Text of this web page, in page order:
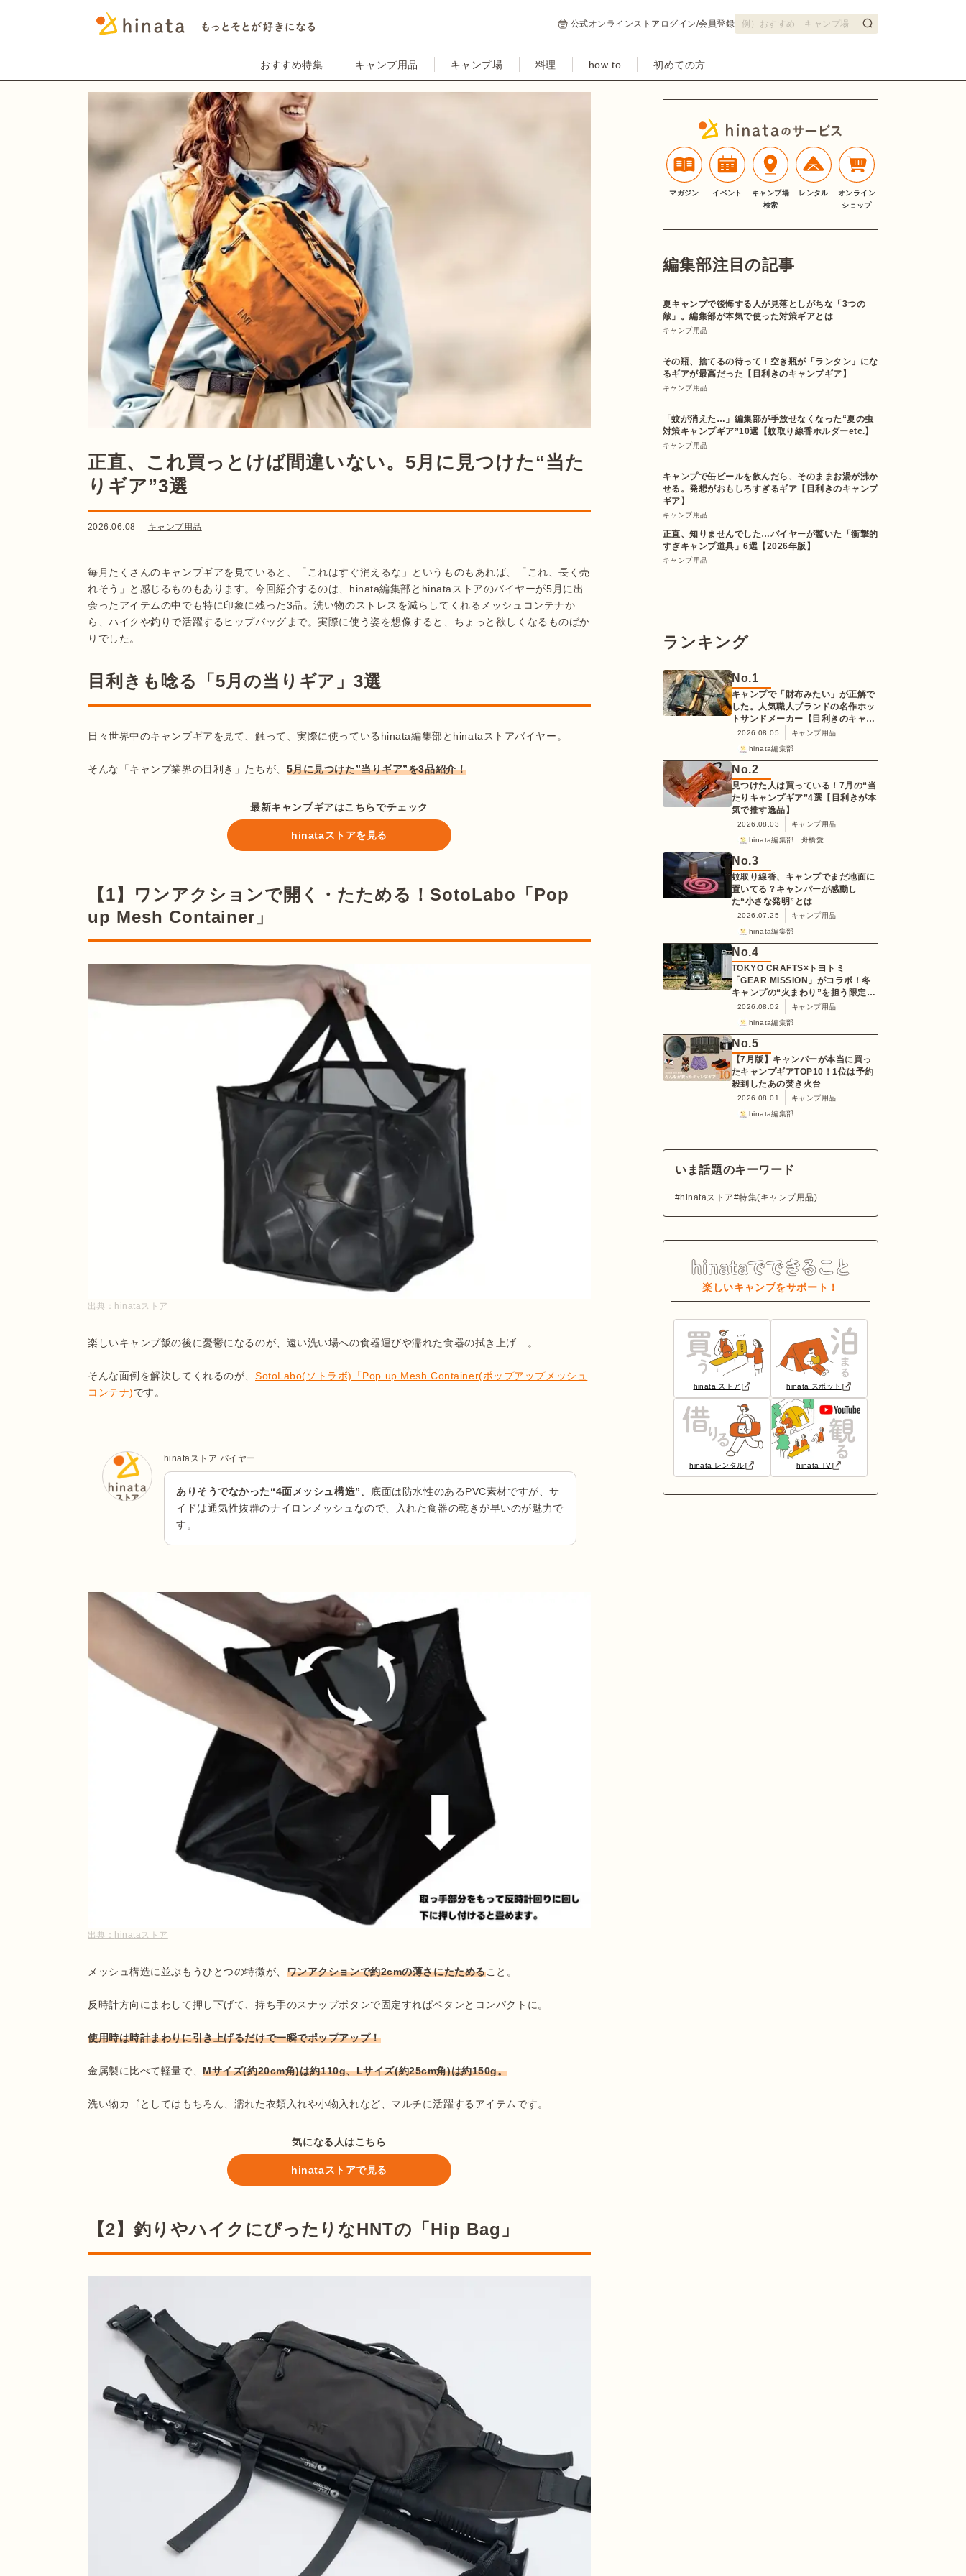
公式オンラインストア ログイン/会員登録
おすすめ特集 キャンプ用品 キャンプ場 料理 how to 初めての方
正直、これ買っとけば間違いない。5月に見つけた“当た
りギア”3選
2026.06.08 キャンプ用品
毎月たくさんのキャンプギアを見ていると、「これはすぐ消えるな」というものもあれば、「これ、長く売
れそう」と感じるものもあります。今回紹介するのは、hinata編集部とhinataストアのバイヤーが5月に出
会ったアイテムの中でも特に印象に残った3品。洗い物のストレスを減らしてくれるメッシュコンテナか
ら、ハイクや釣りで活躍するヒップバッグまで。実際に使う姿を想像すると、ちょっと欲しくなるものばか
りでした。
目利きも唸る「5月の当りギア」3選
日々世界中のキャンプギアを見て、触って、実際に使っているhinata編集部とhinataストアバイヤー。
そんな「キャンプ業界の目利き」たちが、 5月に見つけた”当りギア”を3品紹介！
最新キャンプギアはこちらでチェック
hinataストアを見る
【1】ワンアクションで開く・たためる！SotoLabo「Pop
up Mesh Container」
出典： hinataストア
楽しいキャンプ飯の後に憂鬱になるのが、遠い洗い場への食器運びや濡れた食器の拭き上げ…。
そんな面倒を解決してくれるのが、 SotoLabo(ソトラボ)「Pop up Mesh Container(ポップアップメッシュ
コンテナ)です。
hinataストア バイヤー
ありそうでなかった“4面メッシュ構造”。 底面は防水性のあるPVC素材ですが、サ
イドは通気性抜群のナイロンメッシュなので、入れた食器の乾きが早いのが魅力で
す。
出典： hinataストア
メッシュ構造に並ぶもうひとつの特徴が、 ワンアクションで約2cmの薄さにたためること。
反時計方向にまわして押し下げて、持ち手のスナップボタンで固定すればペタンとコンパクトに。
使用時は時計まわりに引き上げるだけで一瞬でポップアップ！
金属製に比べて軽量で、Mサイズ(約20cm角)は約110g、Lサイズ(約25cm角)は約150g。
洗い物カゴとしてはもちろん、濡れた衣類入れや小物入れなど、マルチに活躍するアイテムです。
気になる人はこちら
hinataストアで見る
【2】釣りやハイクにぴったりなHNTの「Hip Bag」
マガジン イベント
キャンプ場
検索
レンタル
オンライン
ショップ
編集部注目の記事
夏キャンプで後悔する人が見落としがちな「3つの
敵」。編集部が本気で使った対策ギアとは
キャンプ用品
その瓶、捨てるの待って！空き瓶が「ランタン」にな
るギアが最高だった【目利きのキャンプギア】
キャンプ用品
「蚊が消えた…」編集部が手放せなくなった“夏の虫
対策キャンプギア”10選【蚊取り線香ホルダーetc.】
キャンプ用品
キャンプで缶ビールを飲んだら、そのままお湯が沸か
せる。発想がおもしろすぎるギア【目利きのキャンプ
ギア】
キャンプ用品
正直、知りませんでした…バイヤーが驚いた「衝撃的
すぎキャンプ道具」6選【2026年版】
キャンプ用品
ランキング
No.1
キャンプで「財布みたい」が正解で
した。人気職人ブランドの名作ホッ
トサンドメーカー【目利きのキャン
プギア】
2026.08.05
キャンプ用品
hinata編集部
No.2
見つけた人は買っている！7月の“当
たりキャンプギア”4選【目利きが本
気で推す逸品】
2026.08.03
キャンプ用品
hinata編集部 舟橋愛
No.3
蚊取り線香、キャンプでまだ地面に
置いてる？キャンパーが感動し
た“小さな発明”とは
2026.07.25
キャンプ用品
hinata編集部
No.4
TOKYO CRAFTS×トヨトミ
「GEAR MISSION」がコラボ！冬
キャンプの“火まわり”を担う限定
K3クッキングストーブが登場
2026.08.02
キャンプ用品
hinata編集部
No.5
【7月版】キャンパーが本当に買っ
たキャンプギアTOP10！1位は予約
殺到したあの焚き火台
2026.08.01
キャンプ用品
hinata編集部
いま話題のキーワード
hinataストア 特集(キャンプ用品)
楽しいキャンプをサポート！
hinata ストア hinata スポット
hinata レンタル hinata TV